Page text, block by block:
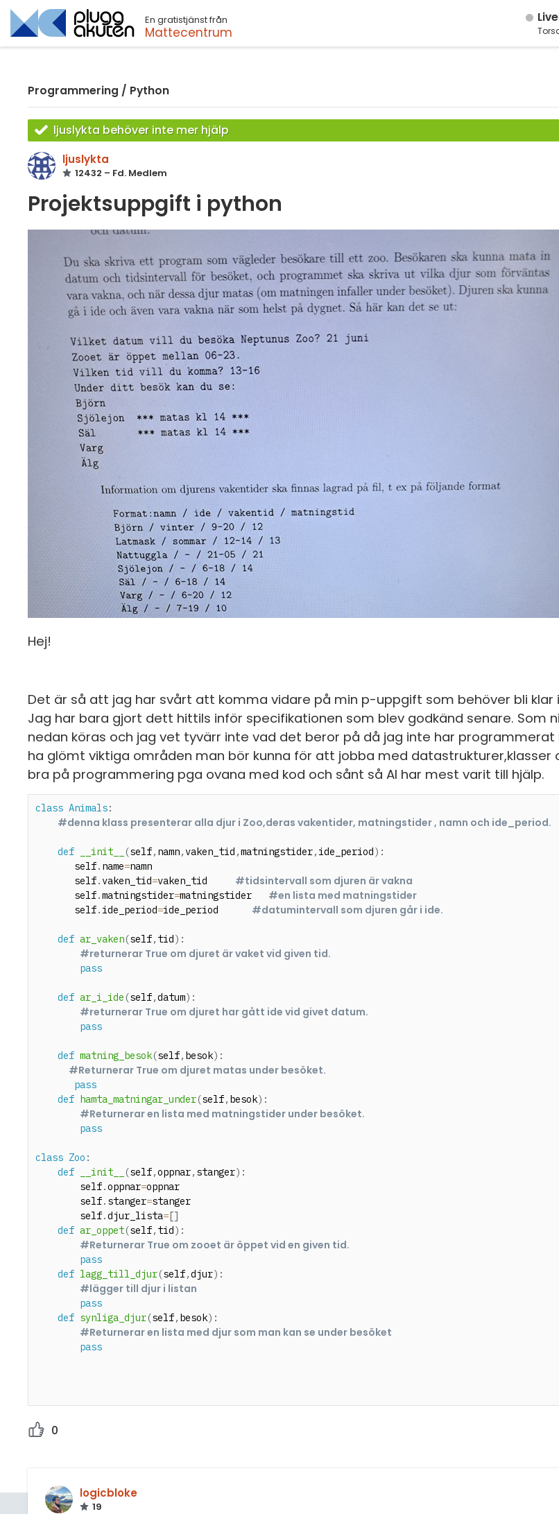
En gratistjänst från
Mattecentrum
Programmering / Python
ljuslykta behöver inte mer hjälp
ljuslykta
12432 – Fd. Medlem
Projektsuppgift i python
Hej!
Det är så att jag har svårt att komma vidare på min p-uppgift som behöver bli klar
Jag har bara gjort dett hittils inför specifikationen som blev godkänd senare. Som
nedan köras och jag vet tyvärr inte vad det beror på då jag inte har programmerat
ha glömt viktiga områden man bör kunna för att jobba med datastrukturer,klasser
bra på programmering pga ovana med kod och sånt så AI har mest varit till hjälp.
class Animals:
#denna klass presenterar alla djur i Zoo,deras vakentider, matningstider , namn och ide_period.
def __init__ (self,namn,vaken_tid ,matningstider,ide_period) :
       self
. name=namn
       self
. vaken_tid=vaken_tid #tidsintervall som djuren är vakna
       self
.matningstider=matningstider #en lista med matningstider
       self
. ide_period=ide_period #datumintervall som djuren går i ide.
def ar_vaken(self,tid) :
#returnerar True om djuret är vaket vid given tid.
pass
def ar_i_ide(self,datum) :
#returnerar True om djuret har gått ide vid givet datum.
pass
def matning_besok(self,besok) :
#Returnerar True om djuret matas under besöket.
pass
def hamta_matningar_under(self,besok) :
#Returnerar en lista med matningstider under besöket.
pass
class Zoo :
def
__init__ (self,oppnar,stanger) :
        self
.oppnar=oppnar
        self
. stanger=stanger
        self
.djur_lista=[]
def ar_oppet(self,tid) :
#Returnerar True om zooet är öppet vid en given tid.
pass
def lagg_till_djur(self,djur) :
#lägger till djur i listan
pass
def synliga_djur(self,besok) :
#Returnerar en lista med djur som man kan se under besöket
pass
0
logicbloke
19
Sök